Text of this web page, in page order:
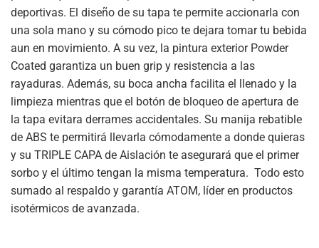
deportivas. El diseño de su tapa te permite accionarla con
una sola mano y su cómodo pico te dejara tomar tu bebida
aun en movimiento. A su vez, la pintura exterior Powder
Coated garantiza un buen grip y resistencia a las
rayaduras. Además, su boca ancha facilita el llenado y la
limpieza mientras que el botón de bloqueo de apertura de
la tapa evitara derrames accidentales. Su manija rebatible
de ABS te permitirá llevarla cómodamente a donde quieras
y su TRIPLE CAPA de Aislación te asegurará que el primer
sorbo y el último tengan la misma temperatura. Todo esto
sumado al respaldo y garantía ATOM, líder en productos
isotérmicos de avanzada.